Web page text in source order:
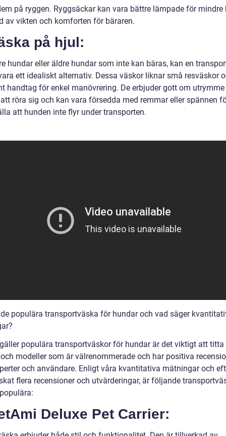
på ryggen. Ryggsäckar kan vara bättre lämpade för mindre
av vikten och komforten för bäraren.
på hjul:
hundar eller äldre hundar som inte kan bäras, kan en
ett idealiskt alternativ. Dessa väskor liknar små resväskor
handtag för enkel manövrering. De erbjuder gott om
röra sig och kan vara försedda med remmar eller spännen
att hunden inte flyr under transporten.
populära transportväska för hundar och vad säger
populära transportväskor för hundar är det viktigt att
modeller som är välrenommerade och har positiva
och användare. Enligt våra kvantitativa mätningar och
flera recensioner och utvärderingar, är följande
Deluxe Pet Carrier: